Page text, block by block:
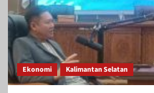
Ekonomi Kalimantan Selatan